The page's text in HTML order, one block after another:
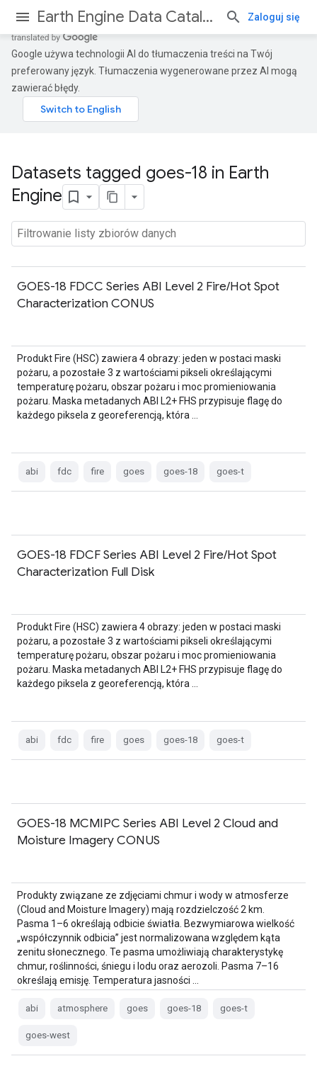
Earth Engine Data Catalog Zaloguj się
Google używa technologii AI do tłumaczenia treści na Twój
preferowany język. Tłumaczenia wygenerowane przez AI mogą
zawierać błędy.
Datasets tagged goes-18 in Earth
Engine
GOES-18 FDCC Series ABI Level 2 Fire/Hot Spot
Characterization CONUS
Produkt Fire (HSC) zawiera 4 obrazy: jeden w postaci maski
pożaru, a pozostałe 3 z wartościami pikseli określającymi
temperaturę pożaru, obszar pożaru i moc promieniowania
pożaru. Maska metadanych ABI L2+ FHS przypisuje flagę do
każdego piksela z georeferencją, która …
abi fdc fire goes goes-18 goes-t
GOES-18 FDCF Series ABI Level 2 Fire/Hot Spot
Characterization Full Disk
Produkt Fire (HSC) zawiera 4 obrazy: jeden w postaci maski
pożaru, a pozostałe 3 z wartościami pikseli określającymi
temperaturę pożaru, obszar pożaru i moc promieniowania
pożaru. Maska metadanych ABI L2+ FHS przypisuje flagę do
każdego piksela z georeferencją, która …
abi fdc fire goes goes-18 goes-t
GOES-18 MCMIPC Series ABI Level 2 Cloud and
Moisture Imagery CONUS
Produkty związane ze zdjęciami chmur i wody w atmosferze
(Cloud and Moisture Imagery) mają rozdzielczość 2 km.
Pasma 1–6 określają odbicie światła. Bezwymiarowa wielkość
„współczynnik odbicia” jest normalizowana względem kąta
zenitu słonecznego. Te pasma umożliwiają charakterystykę
chmur, roślinności, śniegu i lodu oraz aerozoli. Pasma 7–16
określają emisję. Temperatura jasności …
abi atmosphere goes goes-18 goes-t
goes-west